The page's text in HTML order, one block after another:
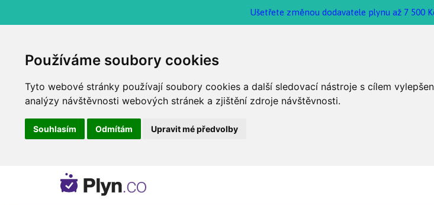
Používáme soubory cookies
Tyto webové stránky používají soubory cookies a další sledovací nástroje s cílem
analýzy návštěvnosti webových stránek a zjištění zdroje návštěvnosti.
Souhlasím Odmítám Upravit mé předvolby
Ušetřete změnou dodavatele plynu až 7 500